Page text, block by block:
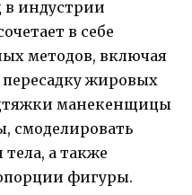
в индустрии
в себе
методов, включая
жировых
манекенщицы
смоделировать
а также
фигуры.